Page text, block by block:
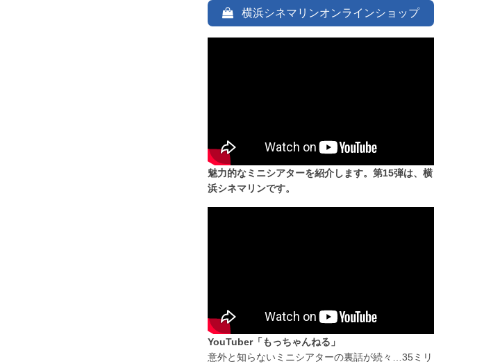
横浜シネマリンオンラインショップ
魅力的なミニシアターを紹介します。第15弾は、横
浜シネマリンです。
YouTuber「もっちゃんねる」
意外と知らないミニシアターの裏話が続々…35ミリ